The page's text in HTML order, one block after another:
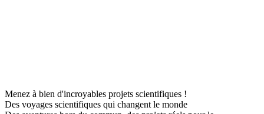
Menez à bien d'incroyables projets scientifiques !
Des voyages scientifiques qui changent le monde